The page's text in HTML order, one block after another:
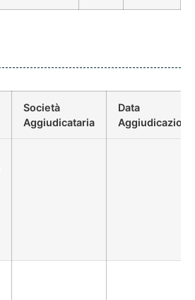
Società
Aggiudicataria
Data
Aggiudicazione